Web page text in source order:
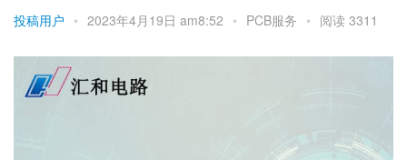
投稿用户 • 2023年4月19日 am8:52 • PCB服务 • 阅读 3311